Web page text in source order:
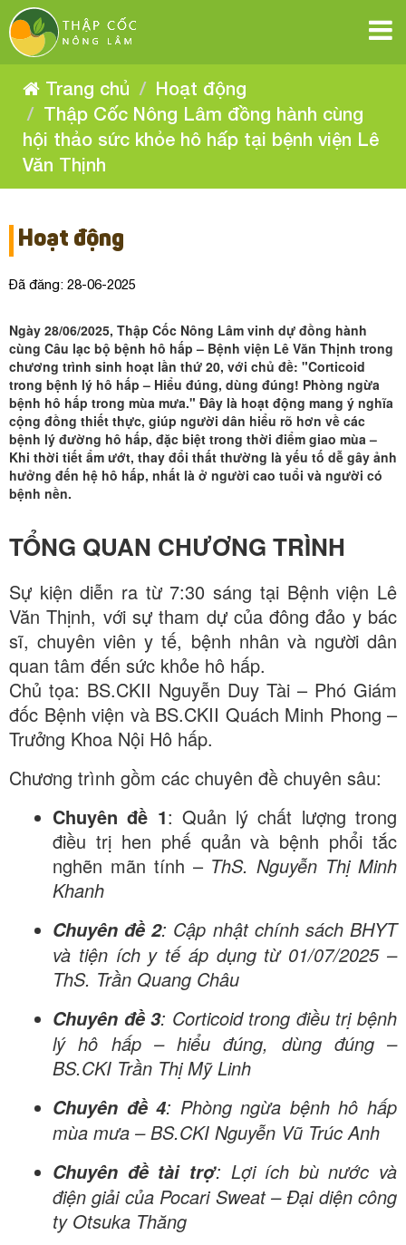
Thập
Cốc
Nông
Lâm
đồng
hành
cùng
hội
thảo
sức
khỏe
hô
hấp
tại
bệnh
viện
Lê
Văn
Thịnh
Thập
Cốc
Nông
Lâm
đồng
hành
cùng
hội
thảo
sức
hô
hấp
tại
bệnh
viện
Lê
Văn
Thịnh
Thập
Cốc
Nông
Lâm
đồng
hành
cùng
hội
sức
khỏe
hô
hấp
tại
bệnh
viện
Lê
Văn
Thịnh
Thập
Cốc
Nông
Lâm
đồng
hành
cùng
thảo
sức
tại
bệnh
Lê
Thập
Cốc
Nông
Lâm
đồng
cùng
khỏe
Lê
Thịnh
Thập
Cốc
Nông
Lâm
đồng
bệnh
Trang chủ
Hoạt động
Thập Cốc Nông Lâm đồng hành cùng
hội thảo sức khỏe hô hấp tại bệnh viện Lê
Văn Thịnh
Hoạt động
Đã đăng: 28-06-2025
Ngày 28/06/2025, Thập Cốc Nông Lâm vinh dự đồng hành
cùng Câu lạc bộ bệnh hô hấp – Bệnh viện Lê Văn Thịnh trong
chương trình sinh hoạt lần thứ 20, với chủ đề: "Corticoid
trong bệnh lý hô hấp – Hiểu đúng, dùng đúng! Phòng ngừa
bệnh hô hấp trong mùa mưa." Đây là hoạt động mang ý nghĩa
cộng đồng thiết thực, giúp người dân hiểu rõ hơn về các
bệnh lý đường hô hấp, đặc biệt trong thời điểm giao mùa –
Khi thời tiết ẩm ướt, thay đổi thất thường là yếu tố dễ gây ảnh
hưởng đến hệ hô hấp, nhất là ở người cao tuổi và người có
bệnh nền.
TỔNG QUAN CHƯƠNG TRÌNH
Sự kiện diễn ra từ 7:30 sáng tại Bệnh viện Lê
Văn Thịnh, với sự tham dự của đông đảo y bác
sĩ, chuyên viên y tế, bệnh nhân và người dân
quan tâm đến sức khỏe hô hấp.
Chủ tọa: BS.CKII Nguyễn Duy Tài – Phó Giám
đốc Bệnh viện và BS.CKII Quách Minh Phong –
Trưởng Khoa Nội Hô hấp.
Chương trình gồm các chuyên đề chuyên sâu:
Chuyên đề 1: Quản lý chất lượng trong
điều trị hen phế quản và bệnh phổi tắc
nghẽn mãn tính – ThS. Nguyễn Thị Minh
Khanh
Chuyên đề 2: Cập nhật chính sách BHYT
và tiện ích y tế áp dụng từ 01/07/2025 –
ThS. Trần Quang Châu
Chuyên đề 3: Corticoid trong điều trị bệnh
lý hô hấp – hiểu đúng, dùng đúng –
BS.CKI Trần Thị Mỹ Linh
Chuyên đề 4: Phòng ngừa bệnh hô hấp
mùa mưa –BS.CKI Nguyễn Vũ Trúc Anh
Chuyên đề tài trợ: Lợi ích bù nước và
điện giải của Pocari Sweat – Đại diện công
ty Otsuka Thăng